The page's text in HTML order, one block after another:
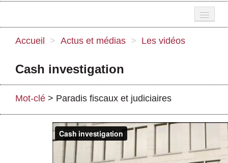
Nos idées
Se mobiliser
Publications
Actus et médias
Accueil > Actus et médias > Les vidéos
Cash investigation
Mot-clé > Paradis fiscaux et judiciaires